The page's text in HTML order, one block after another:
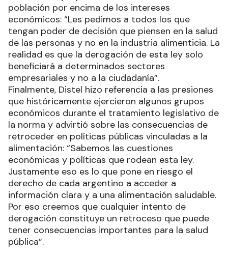
población por encima de los intereses
económicos: “Les pedimos a todos los que
tengan poder de decisión que piensen en la salud
de las personas y no en la industria alimenticia. La
realidad es que la derogación de esta ley solo
beneficiará a determinados sectores
empresariales y no a la ciudadanía”.
Finalmente, Distel hizo referencia a las presiones
que históricamente ejercieron algunos grupos
económicos durante el tratamiento legislativo de
la norma y advirtió sobre las consecuencias de
retroceder en políticas públicas vinculadas a la
alimentación: “Sabemos las cuestiones
económicas y políticas que rodean esta ley.
Justamente eso es lo que pone en riesgo el
derecho de cada argentino a acceder a
información clara y a una alimentación saludable.
Por eso creemos que cualquier intento de
derogación constituye un retroceso que puede
tener consecuencias importantes para la salud
pública”.